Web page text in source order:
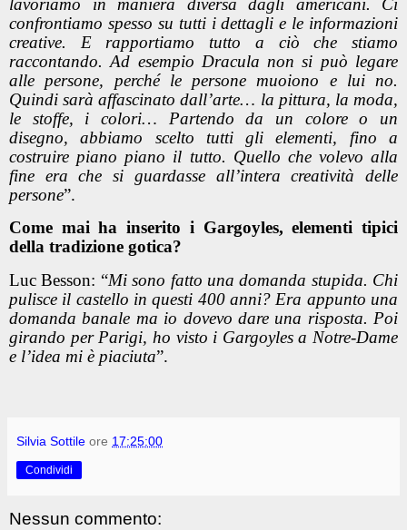
confrontiamo spesso su tutti i dettagli e le informazioni
creative. E rapportiamo tutto a ciò che stiamo
raccontando. Ad esempio Dracula non si può legare
alle persone, perché le persone muoiono e lui no.
Quindi sarà affascinato dall’arte… la pittura, la moda,
le stoffe, i colori… Partendo da un colore o un
disegno, abbiamo scelto tutti gli elementi, fino a
costruire piano piano il tutto. Quello che volevo alla
fine era che si guardasse all’intera creatività delle
persone”.
Come mai ha inserito i Gargoyles, elementi tipici
della tradizione gotica?
Luc Besson: “Mi sono fatto una domanda stupida. Chi
pulisce il castello in questi 400 anni? Era appunto una
domanda banale ma io dovevo dare una risposta. Poi
girando per Parigi, ho visto i Gargoyles a Notre-Dame
e l’idea mi è piaciuta”.
Silvia Sottile ore 17:25:00
Condividi
Nessun commento: